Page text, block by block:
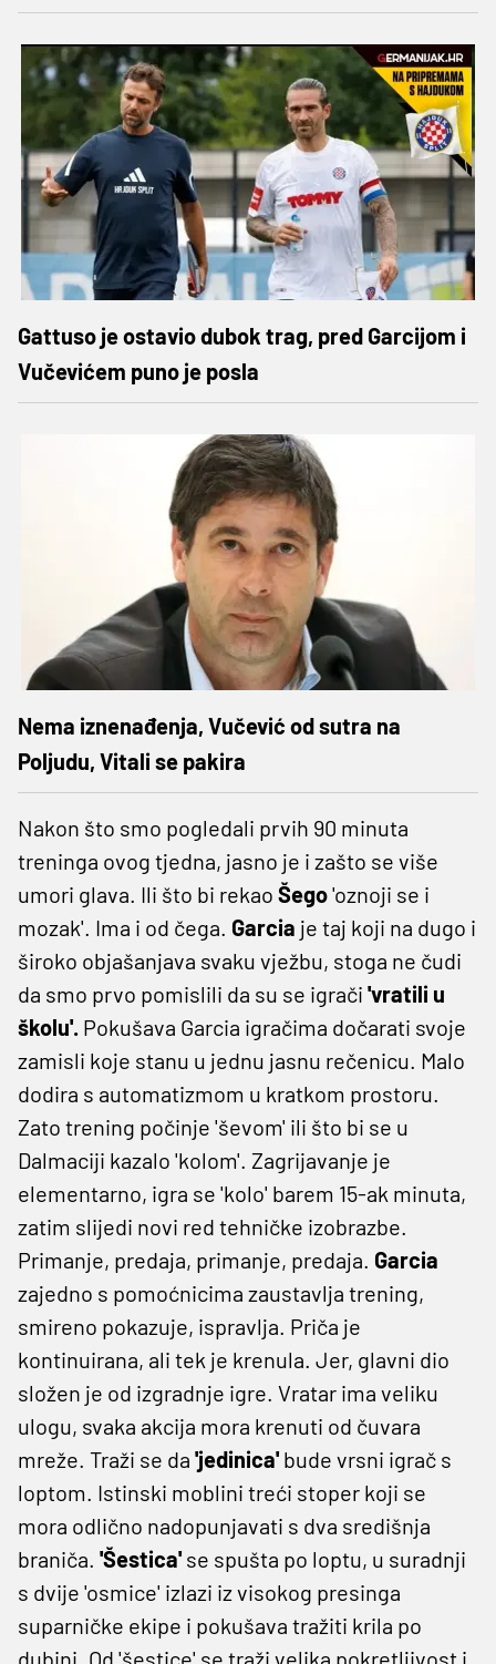
Gattuso je ostavio dubok trag, pred Garcijom i
Vučevićem puno je posla
Nema iznenađenja, Vučević od sutra na
Poljudu, Vitali se pakira
Nakon što smo pogledali prvih 90 minuta
treninga ovog tjedna, jasno je i zašto se više
umori glava. Ili što bi rekao Šego'oznoji se i
mozak'. Ima i od čega. Garcia je taj koji na dugo i
široko objašanjava svaku vježbu, stoga ne čudi
da smo prvo pomislili da su se igrači 'vratili u
školu'. Pokušava Garcia igračima dočarati svoje
zamisli koje stanu u jednu jasnu rečenicu. Malo
dodira s automatizmom u kratkom prostoru.
Zato trening počinje 'ševom' ili što bi se u
Dalmaciji kazalo 'kolom'. Zagrijavanje je
elementarno, igra se 'kolo' barem 15-ak minuta,
zatim slijedi novi red tehničke izobrazbe.
Primanje, predaja, primanje, predaja. Garcia
zajedno s pomoćnicima zaustavlja trening,
smireno pokazuje, ispravlja. Priča je
kontinuirana, ali tek je krenula. Jer, glavni dio
složen je od izgradnje igre. Vratar ima veliku
ulogu, svaka akcija mora krenuti od čuvara
mreže. Traži se da 'jedinica' bude vrsni igrač s
loptom. Istinski moblini treći stoper koji se
mora odlično nadopunjavati s dva središnja
braniča. 'Šestica' se spušta po loptu, u suradnji
s dvije 'osmice' izlazi iz visokog presinga
suparničke ekipe i pokušava tražiti krila po
dubini. Od 'šestice' se traži velika pokretljivost i